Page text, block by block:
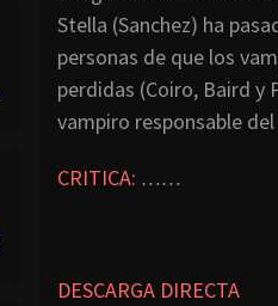
Stella (Sanchez) ha
personas de que los
perdidas (Coiro, Baird y
vampiro responsable
CRITICA: ……
DESCARGA DIRECTA